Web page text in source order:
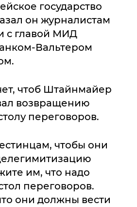
государство
он журналистам
с главой МИД
Вальтером
чтоб Штайнмайер
возвращению
переговоров.
чтобы они
им, что надо
переговоров.
они должны вести